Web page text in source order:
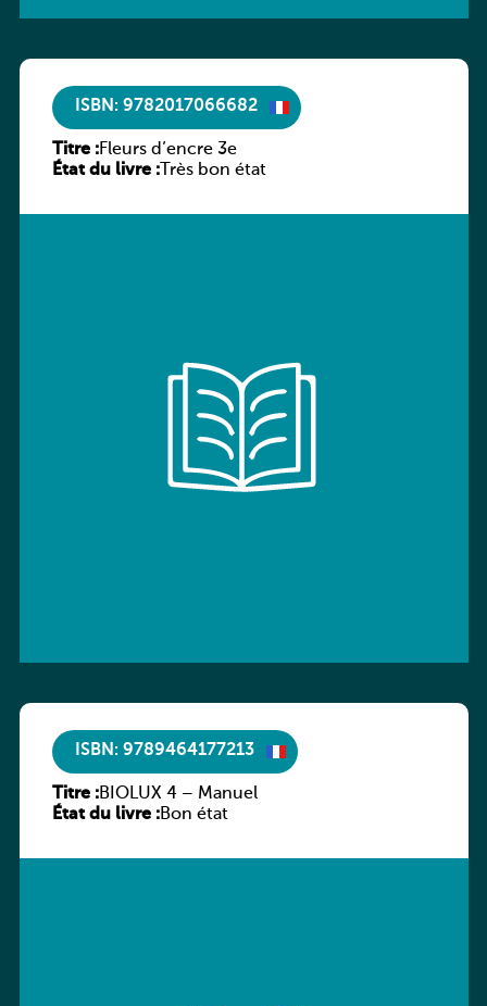
ISBN: 9782017066682
Titre :Fleurs d’encre 3e
État du livre :Très bon état
ISBN: 9789464177213
Titre :BIOLUX 4 – Manuel
État du livre :Bon état